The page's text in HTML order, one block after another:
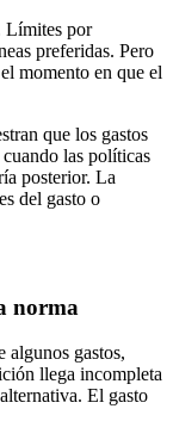
Límites por
preferidas. Pero
momento en que el
que los gastos
las políticas
posterior. La
del gasto o
norma
algunos gastos,
llega incompleta
El gasto